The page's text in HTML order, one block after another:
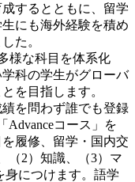
するとともに、留学
にも海外経験を積め
た。
様な科目を体系化
科の学生がグローバ
を目指します。
を問わず誰でも登録
Advanceコース」を
履修、留学・国内交
（2）知識、（3）マ
身につけます。語学